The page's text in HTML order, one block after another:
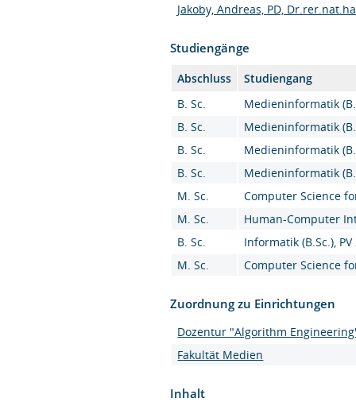
Jakoby, Andreas, PD,
Studiengänge
Abschluss
Studiengang
B. Sc.
Medieninformatik
B. Sc.
Medieninformatik
B. Sc.
Medieninformatik
B. Sc.
Medieninformatik
M. Sc.
Computer Science
M. Sc.
Human-Computer
B. Sc.
Informatik (B.Sc.), PV
M. Sc.
Computer Science
Zuordnung zu Einrichtungen
Dozentur "Algorithm
Fakultät Medien
Inhalt